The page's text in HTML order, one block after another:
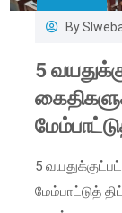
By
5
5
மேம்பாட்டுத்